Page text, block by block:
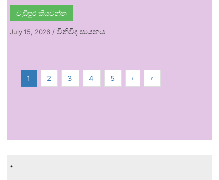
වැඩිපුර කියවන්න
July 15, 2026 / විනිවිද සායනය
1 2 3 4 5 › »
.